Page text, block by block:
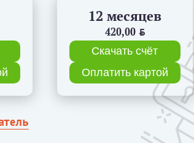
12 месяцев
420,00 BYN
Скачать счёт
Оплатить картой